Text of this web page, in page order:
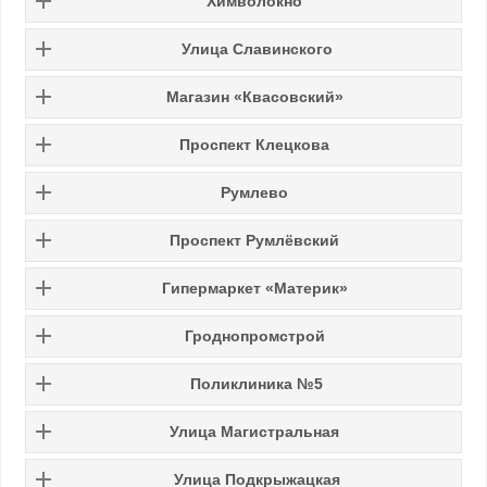
Улица Славинского
Магазин «Квасовский»
Проспект Клецкова
Румлево
Проспект Румлёвский
Гипермаркет «Материк»
Гроднопромстрой
Поликлиника №5
Улица Магистральная
Улица Подкрыжацкая